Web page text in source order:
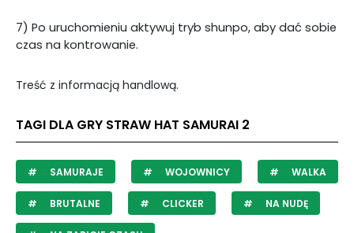
7) Po uruchomieniu aktywuj tryb shunpo, aby dać sobie
czas na kontrowanie.
Treść z informacją handlową.
TAGI DLA GRY STRAW HAT SAMURAI 2
SAMURAJE WOJOWNICY WALKA
BRUTALNE CLICKER NA NUDĘ